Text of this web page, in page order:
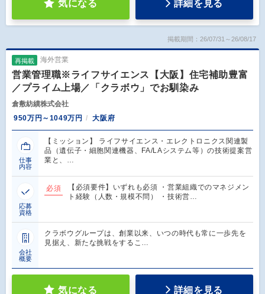
気になる 詳細を見る
掲載期間：26/07/31～26/08/17
再掲載 海外営業
営業管理職※ライフサイエンス【大阪】住宅補助豊富
／プライム上場／「クラボウ」でお馴染み
倉敷紡績株式会社
950万円～1049万円
大阪府
仕事
内容
【ミッション】 ライフサイエンス・エレクトロニクス関連製
品（遺伝子・細胞関連機器、FA/LAシステム等）の技術提案営
業と、…
応募
資格
必須
【必須要件】いずれも必須 ・営業組織でのマネジメン
ト経験（人数・規模不問） ・技術営…
会社
概要
クラボウグループは、創業以来、いつの時代も常に一歩先を
見据え、新たな挑戦をするこ…
気になる 詳細を見る